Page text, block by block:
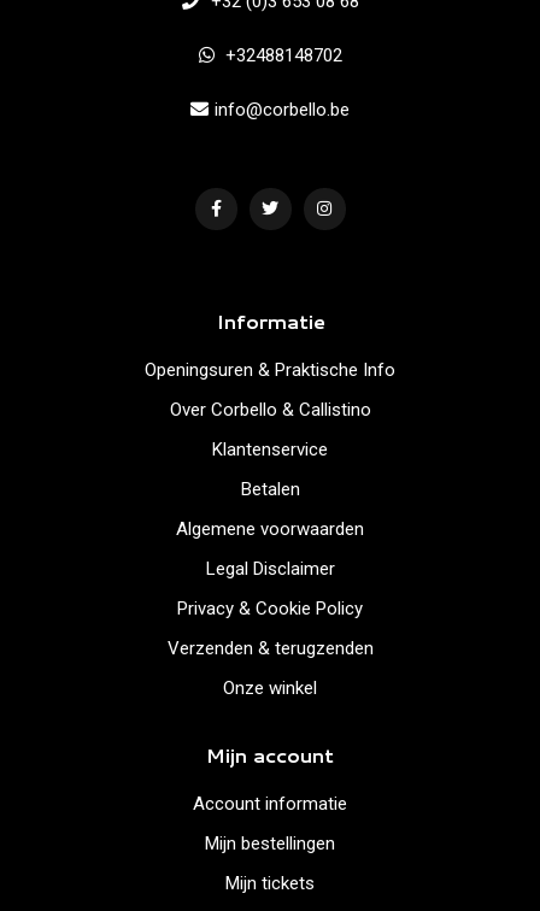
+32488148702
info@corbello.be
Informatie
Openingsuren & Praktische Info
Over Corbello & Callistino
Klantenservice
Betalen
Algemene voorwaarden
Legal Disclaimer
Privacy & Cookie Policy
Verzenden & terugzenden
Onze winkel
Mijn account
Account informatie
Mijn bestellingen
Mijn tickets